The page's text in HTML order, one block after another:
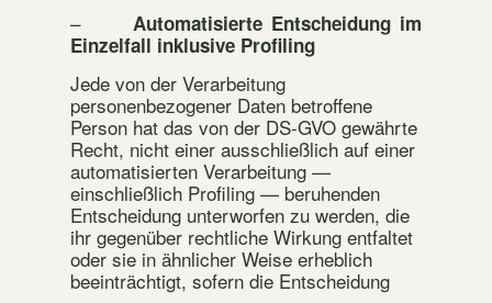
–Automatisierte Entscheidung im
Einzelfall inklusive Profiling
Jede von der Verarbeitung
personenbezogener Daten betroffene
Person hat das von der DS-GVO gewährte
Recht, nicht einer ausschließlich auf einer
automatisierten Verarbeitung —
einschließlich Profiling — beruhenden
Entscheidung unterworfen zu werden, die
ihr gegenüber rechtliche Wirkung entfaltet
oder sie in ähnlicher Weise erheblich
beeinträchtigt, sofern die Entscheidung